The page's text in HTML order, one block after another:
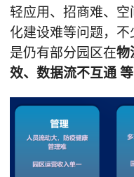
轻应用、招商难、
化建设难等问题，
是仍有部分园区在物
效、数据流不互通 等